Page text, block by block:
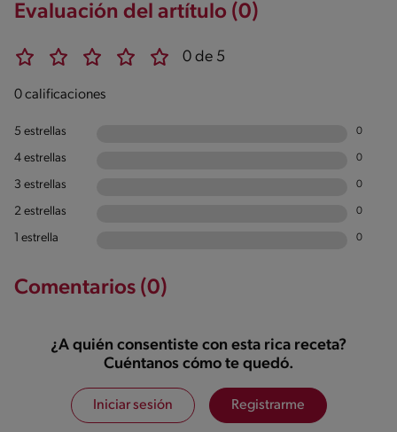
Evaluación del artítulo (0)
0 de 5
0 calificaciones
5 estrellas 0
4 estrellas 0
3 estrellas 0
2 estrellas 0
1 estrella 0
Comentarios (0)
¿A quién consentiste con esta rica receta?
Cuéntanos cómo te quedó.
Iniciar sesión Registrarme